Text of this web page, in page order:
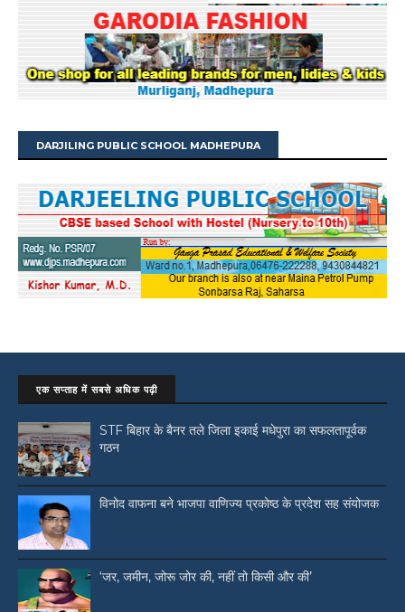
DARJILING PUBLIC SCHOOL MADHEPURA
एक सप्ताह में सबसे अधिक पढ़ी
STF बिहार के बैनर तले जिला इकाई मधेपुरा का सफलतापूर्वक
गठन
विनोद वाफना बने भाजपा वाणिज्य प्रकोष्ठ के प्रदेश सह संयोजक
‘जर, जमीन, जोरू जोर की, नहीं तो किसी और की’